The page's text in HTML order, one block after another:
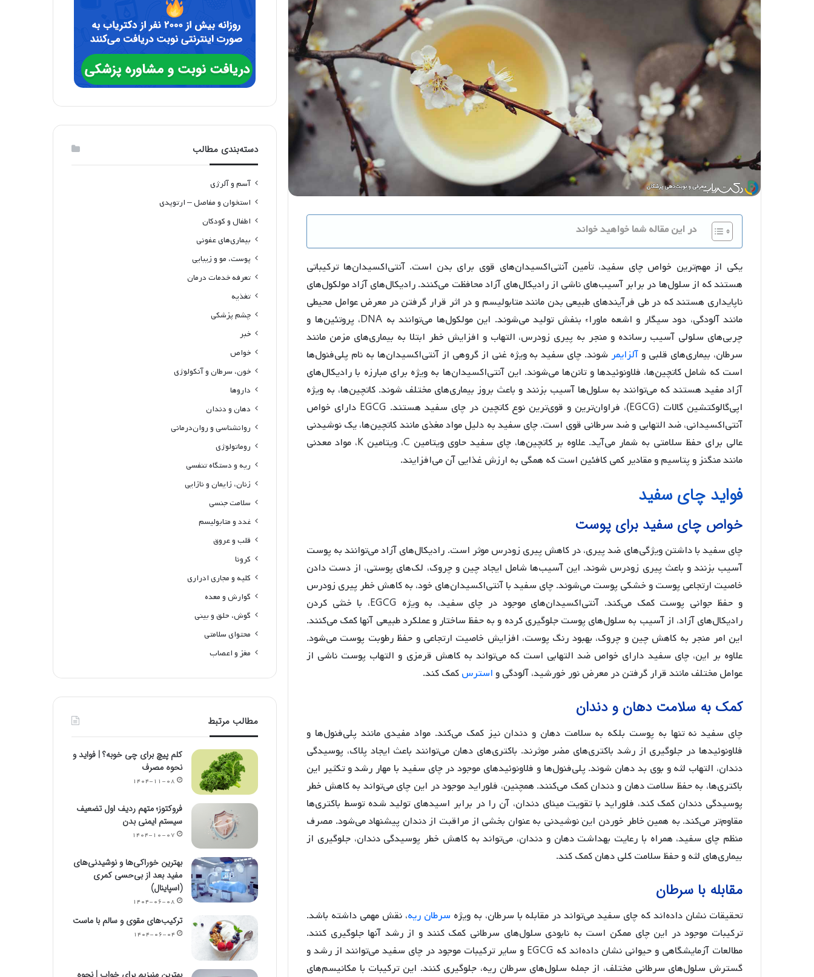
در این مقاله شما خواهید خواند
یکی از مهم‌ترین خواص چای سفید، تأمین آنتی‌اکسیدان‌های قوی برای بدن است. آنتی‌اکسیدان‌ها ترکیباتی
هستند که از سلول‌ها در برابر آسیب‌های ناشی از رادیکال‌های آزاد محافظت می‌کنند. رادیکال‌های آزاد مولکول‌های
ناپایداری هستند که در طی فرآیندهای طبیعی بدن مانند متابولیسم و در اثر قرار گرفتن در معرض عوامل محیطی
مانند آلودگی، دود سیگار و اشعه ماوراء بنفش تولید می‌شوند. این مولکول‌ها می‌توانند به DNA، پروتئین‌ها و
چربی‌های سلولی آسیب رسانده و منجر به پیری زودرس، التهاب و افزایش خطر ابتلا به بیماری‌های مزمن مانند
سرطان، بیماری‌های قلبی وآلزایمرشوند. چای سفید به ویژه غنی از گروهی از آنتی‌اکسیدان‌ها به نام پلی‌فنول‌ها
است که شامل کاتچین‌ها، فلاونوئیدها و تانن‌ها می‌شوند. این آنتی‌اکسیدان‌ها به ویژه برای مبارزه با رادیکال‌های
آزاد مفید هستند که می‌توانند به سلول‌ها آسیب بزنند و باعث بروز بیماری‌های مختلف شوند. کاتچین‌ها، به ویژه
اپی‌گالوکتشین گالات (EGCG)، فراوان‌ترین و قوی‌ترین نوع کاتچین در چای سفید هستند. EGCG دارای خواص
آنتی‌اکسیدانی، ضد التهابی و ضد سرطانی قوی است. چای سفید به دلیل مواد مغذی مانند کاتچین‌ها، یک نوشیدنی
عالی برای حفظ سلامتی به شمار می‌آید. علاوه بر کاتچین‌ها، چای سفید حاوی ویتامین C، ویتامین K، مواد معدنی
مانند منگنز و پتاسیم و مقادیر کمی کافئین است که همگی به ارزش غذایی آن می‌افزایند.
فواید چای سفید
خواص چای سفید برای پوست
چای سفید با داشتن ویژگی‌های ضد پیری، در کاهش پیری زودرس موثر است. رادیکال‌های آزاد می‌توانند به پوست
آسیب بزنند و باعث پیری زودرس شوند. این آسیب‌ها شامل ایجاد چین و چروک، لک‌های پوستی، از دست دادن
خاصیت ارتجاعی پوست و خشکی پوست می‌شوند. چای سفید با آنتی‌اکسیدان‌های خود، به کاهش خطر پیری زودرس
و حفظ جوانی پوست کمک می‌کند. آنتی‌اکسیدان‌های موجود در چای سفید، به ویژه EGCG، با خنثی کردن
رادیکال‌های آزاد، از آسیب به سلول‌های پوست جلوگیری کرده و به حفظ ساختار و عملکرد طبیعی آنها کمک می‌کنند.
این امر منجر به کاهش چین و چروک، بهبود رنگ پوست، افزایش خاصیت ارتجاعی و حفظ رطوبت پوست می‌شود.
علاوه بر این، چای سفید دارای خواص ضد التهابی است که می‌تواند به کاهش قرمزی و التهاب پوست ناشی از
عوامل مختلف مانند قرار گرفتن در معرض نور خورشید، آلودگی واسترسکمک کند.
کمک به سلامت دهان و دندان
چای سفید نه تنها به پوست بلکه به سلامت دهان و دندان نیز کمک می‌کند. مواد مفیدی مانند پلی‌فنول‌ها و
فلاونوئیدها در جلوگیری از رشد باکتری‌های مضر موثرند. باکتری‌های دهان می‌توانند باعث ایجاد پلاک، پوسیدگی
دندان، التهاب لثه و بوی بد دهان شوند. پلی‌فنول‌ها و فلاونوئیدهای موجود در چای سفید با مهار رشد و تکثیر این
باکتری‌ها، به حفظ سلامت دهان و دندان کمک می‌کنند. همچنین، فلوراید موجود در این چای می‌تواند به کاهش خطر
پوسیدگی دندان کمک کند، فلوراید با تقویت مینای دندان، آن را در برابر اسیدهای تولید شده توسط باکتری‌ها
مقاوم‌تر می‌کند. به همین خاطر خوردن این نوشیدنی به عنوان بخشی از مراقبت از دندان پیشنهاد می‌شود. مصرف
منظم چای سفید، همراه با رعایت بهداشت دهان و دندان، می‌تواند به کاهش خطر پوسیدگی دندان، جلوگیری از
بیماری‌های لثه و حفظ سلامت کلی دهان کمک کند.
مقابله با سرطان
تحقیقات نشان داده‌اند که چای سفید می‌تواند در مقابله با سرطان، به ویژه سرطان ریه، نقش مهمی داشته باشد.
ترکیبات موجود در این چای ممکن است به نابودی سلول‌های سرطانی کمک کنند و از رشد آنها جلوگیری کنند.
مطالعات آزمایشگاهی و حیوانی نشان داده‌اند که EGCG و سایر ترکیبات موجود در چای سفید می‌توانند از رشد و
گسترش سلول‌های سرطانی مختلف، از جمله سلول‌های سرطان ریه، جلوگیری کنند. این ترکیبات با مکانیسم‌های
دسته‌بندی مطالب
آسم و آلرژی
استخوان و مفاصل – ارتوپدی
اطفال و کودکان
بیماری‌های عفونی
پوست، مو و زیبایی
تعرفه خدمات درمان
تغذیه
چشم پزشکی
خبر
خواص
خون، سرطان و آنکولوژی
داروها
دهان و دندان
روانشناسی و روان‌درمانی
روماتولوژی
ریه و دستگاه تنفسی
زنان، زایمان و نازایی
سلامت جنسی
غدد و متابولیسم
قلب و عروق
کرونا
کلیه و مجاری ادراری
گوارش و معده
گوش، حلق و بینی
محتوای سلامتی
مغز و اعصاب
مطالب مرتبط
کلم پیچ برای چی خوبه؟ | فواید و
نحوه مصرف
۱۴۰۴-۱۱-۰۸
فروکتوز؛ متهم ردیف اول تضعیف
سیستم ایمنی بدن
۱۴۰۴-۱۰-۰۷
بهترین خوراکی‌ها و نوشیدنی‌های
مفید بعد از بی‌حسی کمری
(اسپاینال)
۱۴۰۴-۰۶-۰۸
ترکیب‌های مقوی و سالم با ماست
۱۴۰۴-۰۶-۰۴